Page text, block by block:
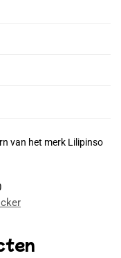
van het merk Lilipinso